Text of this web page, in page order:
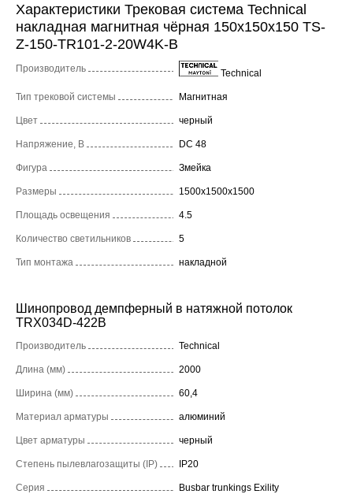
Характеристики Трековая система Technical
накладная магнитная чёрная 150x150x150 TS-
Z-150-TR101-2-20W4K-B
Производитель Technical
Тип трековой системы Магнитная
Цвет черный
Напряжение, В DC 48
Фигура Змейка
Размеры 1500x1500x1500
Площадь освещения 4.5
Количество светильников 5
Тип монтажа накладной
Шинопровод демпферный в натяжной потолок
TRX034D-422B
Производитель Technical
Длина (мм) 2000
Ширина (мм) 60,4
Материал арматуры алюминий
Цвет арматуры черный
Степень пылевлагозащиты (IP) IP20
Серия Busbar trunkings Exility